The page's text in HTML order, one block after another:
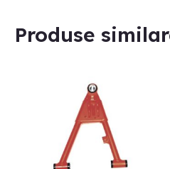
Produse